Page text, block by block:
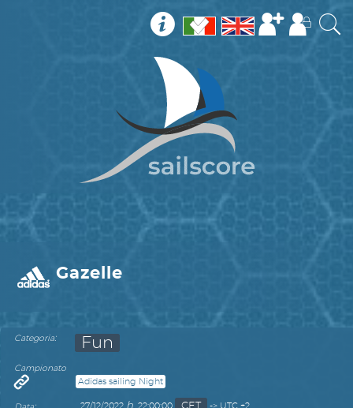
Gazelle
Categoria Fun
Campionato
Adidas sailing Night
27/12/2022 h. 22:00:00 CET
-> UTC +2